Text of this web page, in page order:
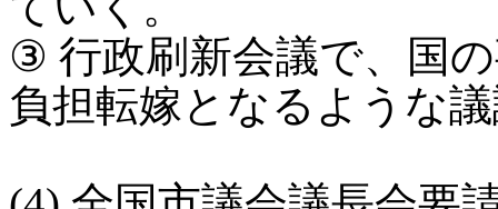
③ 行政刷新会議で、国
負担転嫁となるような